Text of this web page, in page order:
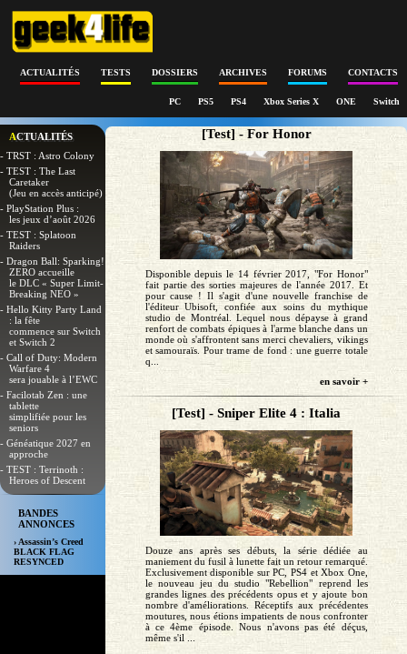
ACTUALITÉS TESTS DOSSIERS ARCHIVES FORUMS CONTACTS
PC PS5 PS4 Xbox Series X ONE Switch
ACTUALITÉS
- TRST : Astro Colony
- TEST : The Last
Caretaker
(Jeu en accès anticipé)
- PlayStation Plus :
les jeux d’août 2026
- TEST : Splatoon
Raiders
- Dragon Ball: Sparking!
ZERO accueille
le DLC « Super Limit-
Breaking NEO »
- Hello Kitty Party Land
: la fête
commence sur Switch
et Switch 2
- Call of Duty: Modern
Warfare 4
sera jouable à l’EWC
- Facilotab Zen : une
tablette
simplifiée pour les
seniors
- Généatique 2027 en
approche
- TEST : Terrinoth :
Heroes of Descent
BANDES
ANNONCES
› Assassin’s Creed
BLACK FLAG
RESYNCED
[Test] - For Honor
Disponible depuis le 14 février 2017, "For Honor"
fait partie des sorties majeures de l'année 2017. Et
pour cause ! Il s'agit d'une nouvelle franchise de
l'éditeur Ubisoft, confiée aux soins du mythique
studio de Montréal. Lequel nous dépayse à grand
renfort de combats épiques à l'arme blanche dans un
monde où s'affrontent sans merci chevaliers, vikings
et samouraïs. Pour trame de fond : une guerre totale
q...
en savoir +
[Test] - Sniper Elite 4 : Italia
Douze ans après ses débuts, la série dédiée au
maniement du fusil à lunette fait un retour remarqué.
Exclusivement disponible sur PC, PS4 et Xbox One,
le nouveau jeu du studio "Rebellion" reprend les
grandes lignes des précédents opus et y ajoute bon
nombre d'améliorations. Réceptifs aux précédentes
moutures, nous étions impatients de nous confronter
à ce 4ème épisode. Nous n'avons pas été déçus,
même s'il ...